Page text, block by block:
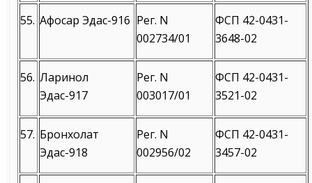
55. Афосар Эдас-916 Рег. N
002734/01
ФСП 42-0431-
3648-02
56. Ларинол
Эдас-917
Рег. N
003017/01
ФСП 42-0431-
3521-02
57. Бронхолат
Эдас-918
Рег. N
002956/02
ФСП 42-0431-
3457-02